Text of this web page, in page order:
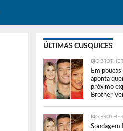
ÚLTIMAS CUSQUICES
BIG BROTHER
Em
aponta
próximo
Brother
BIG BROTHER
Sondagem